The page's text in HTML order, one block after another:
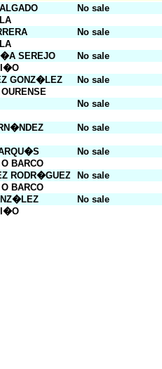
No sale
No sale
SEREJO
No sale
GONZ�LEZ
No sale
No sale
No sale
No sale
BARCO
RODR�GUEZ
No sale
BARCO
No sale